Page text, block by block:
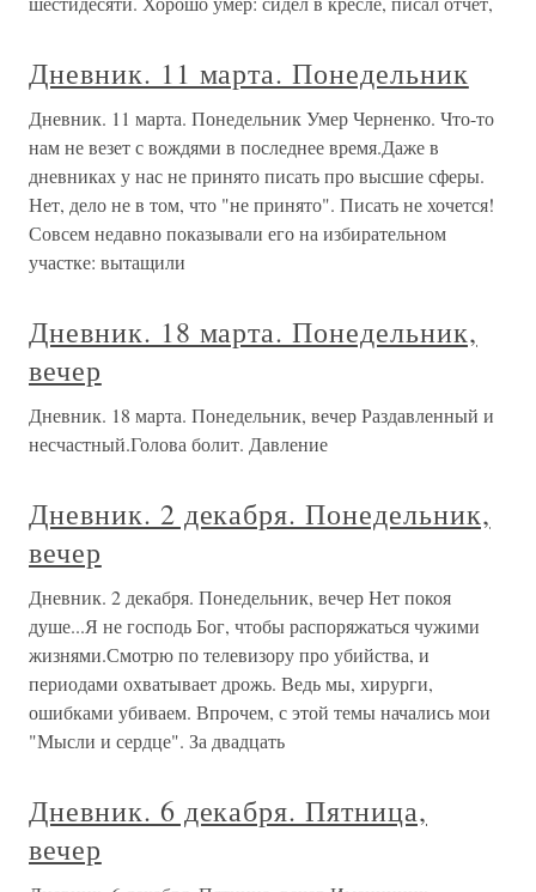
Дневник. 11 марта. Понедельник
Дневник. 11 марта. Понедельник Умер Черненко. Что-то
нам не везет с вождями в последнее время.Даже в
дневниках у нас не принято писать про высшие сферы.
Нет, дело не в том, что "не принято". Писать не хочется!
Совсем недавно показывали его на избирательном
участке: вытащили
Дневник. 18 марта. Понедельник,
вечер
Дневник. 18 марта. Понедельник, вечер Раздавленный и
несчастный.Голова болит. Давление
Дневник. 2 декабря. Понедельник,
вечер
Дневник. 2 декабря. Понедельник, вечер Нет покоя
душе...Я не господь Бог, чтобы распоряжаться чужими
жизнями.Смотрю по телевизору про убийства, и
периодами охватывает дрожь. Ведь мы, хирурги,
ошибками убиваем. Впрочем, с этой темы начались мои
"Мысли и сердце". За двадцать
Дневник. 6 декабря. Пятница,
вечер